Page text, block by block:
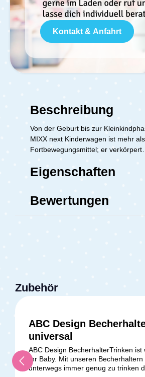
Kontakt & Anfahrt
Beschreibung
Von der Geburt bis zur
MIXX next Kinderwagen ist mehr
Fortbewegungsmittel; er
Eigenschaften
Bewertungen
Zubehör
ABC Design
universal
ABC Design BecherhalterTrinken ist
Ihr Baby. Mit unseren Becherhaltern
unterwegs immer genug zu trinken